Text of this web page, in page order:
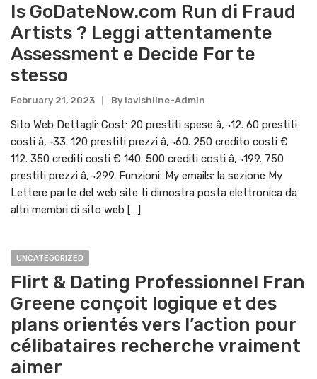
Is GoDateNow.com Run di Fraud
Artists ? Leggi attentamente
Assessment e Decide For te
stesso
February 21, 2023 By Lavishline-Admin
Sito Web Dettagli: Cost: 20 prestiti spese â‚¬12. 60 prestiti
costi â‚¬33. 120 prestiti prezzi â‚¬60. 250 credito costi €
112. 350 crediti costi € 140. 500 crediti costi â‚¬199. 750
prestiti prezzi â‚¬299. Funzioni: My emails: la sezione My
Lettere parte del web site ti dimostra posta elettronica da
altri membri di sito web […]
UNCATEGORIZED
Flirt & Dating Professionnel Fran
Greene conçoit logique et des
plans orientés vers l’action pour
célibataires recherche vraiment
aimer